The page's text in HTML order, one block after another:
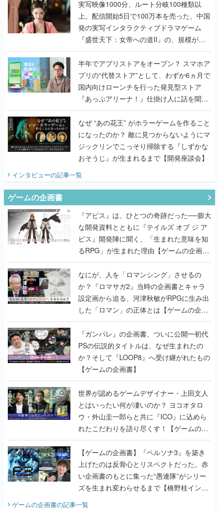
んだレジェンド2人に訊く開発秘話
実写映像1000分、ルート分岐100種類以
上。配信開始5日で100万本を売った、中国
発の実写インタラクティブドラマゲーム
『盛世天下：女帝への道II』の、規模が違
うこだわりをプロデューサーに聞いた
半年でアプリストアをオープン？ スマホア
プリの“代替ストア”として、わずか6ヵ月で
国内向けローンチを行った発見型ストア
『あっぷアリーナ！』仕掛け人に話を聞い
てみた
なぜ “あの花王” がホラーゲームを作ること
になったのか？ 敵に見つからないようにマ
ジックリンでこっそり掃除する『しずかな
おそうじ』が生まれるまで【開発座談会】
インタビューの記事一覧
ゲームの企画書
『アビス』は、ひとつの奇跡だった──膨大
な開発資料とともに『テイルズ オブ ジ ア
ビス』開発陣に聞く、「生まれた意味を知
るRPG」が生まれた理由【ゲームの企画
書】
なにが、人を「ロマンシング」させるの
か？『ロマサガ2』当時の企画書とキャラ
設定画から迫る、河津秋敏がRPGに生み出
した「ロマン」の正体とは【ゲームの企画
書】
『ガンパレ』の企画書、ついに公開━初代
PSの伝説的タイトルは、なぜ生まれたの
か？そして『LOOP8』へ受け継がれたもの
【ゲームの企画書】
世界が認めるゲームデザイナー・上田文人
とはいったい何が凄いのか？ ヨコオタロ
ウ・外山圭一郎らと共に『ICO』に込めら
れたこだわりを語り尽くす！【ゲームの企
画書】
【ゲームの企画書】『ペルソナ3』を築き
上げたのは反骨心とリスペクトだった。赤
い企画書のもとに集った“愚連隊”がシリー
ズを生まれ変わらせるまで【橋野桂インタ
ビュー】
ゲームの企画書の記事一覧